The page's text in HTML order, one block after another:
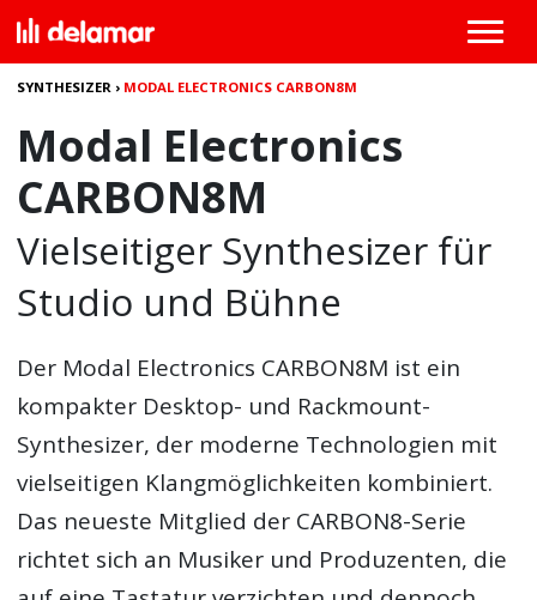
SYNTHESIZER › MODAL ELECTRONICS CARBON8M
Modal Electronics
CARBON8M
Vielseitiger Synthesizer für
Studio und Bühne
Der Modal Electronics CARBON8M ist ein
kompakter Desktop- und Rackmount-
Synthesizer, der moderne Technologien mit
vielseitigen Klangmöglichkeiten kombiniert.
Das neueste Mitglied der CARBON8-Serie
richtet sich an Musiker und Produzenten, die